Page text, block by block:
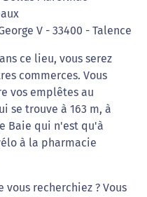
V - 33400 - Talence
ce lieu, vous serez
commerces. Vous
vos emplêtes au
se trouve à 163 m, à
Baie qui n'est qu'à
à la pharmacie
vous recherchiez ? Vous